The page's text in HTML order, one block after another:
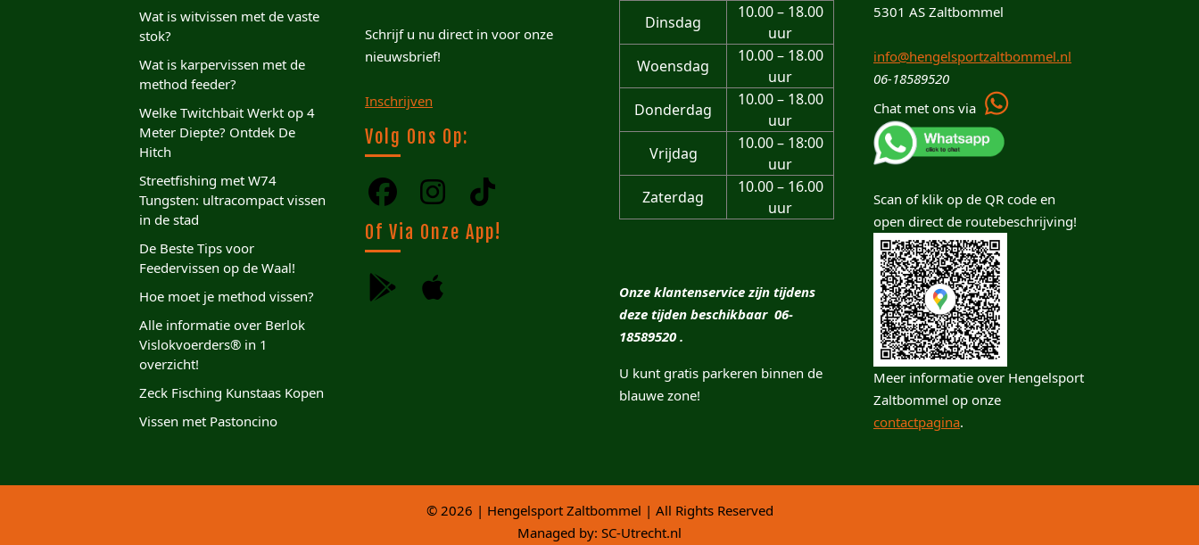
Wat is witvissen met de vaste
stok?
Wat is karpervissen met de
method feeder?
Welke Twitchbait Werkt op 4
Meter Diepte? Ontdek De
Hitch
Streetfishing met W74
Tungsten: ultracompact vissen
in de stad
De Beste Tips voor
Feedervissen op de Waal!
Hoe moet je method vissen?
Alle informatie over Berlok
Vislokvoerders® in 1
overzicht!
Zeck Fisching Kunstaas Kopen
Vissen met Pastoncino
Schrijf u nu direct in voor onze
nieuwsbrief!
Inschrijven
Volg Ons Op:
Of Via Onze App!
Dinsdag
10.00 – 18.00
uur
Woensdag
10.00 – 18.00
uur
Donderdag
10.00 – 18.00
uur
Vrijdag
10.00 – 18:00
uur
Zaterdag
10.00 – 16.00
uur
Onze klantenservice zijn tijdens
deze tijden beschikbaar 06-
18589520 .
U kunt gratis parkeren binnen de
blauwe zone!
5301 AS Zaltbommel
info@hengelsportzaltbommel.nl
06-18589520
Chat met ons via
Scan of klik op de QR code en
open direct de routebeschrijving!
Meer informatie over Hengelsport
Zaltbommel op onze
contactpagina.
© 2026 | Hengelsport Zaltbommel | All Rights Reserved
Managed by: SC-Utrecht.nl